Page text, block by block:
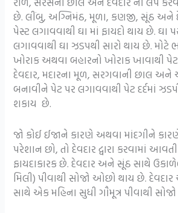
છે. લીંબુ, અગ્નિમંઠ, મૂળા, કણજી, સૂંઠ અને
પેસ્ટ લગાવવાથી ઘા માં ફાયદો થાય છે. ઘા
લગાવવાથી ઘા ઝડપથી સારો થાય છે. મોટે
ખોરાક અથવા બહારનો ખોરાક ખાવાથી
દેવદાર, મદારના મૂળ, સરગવાની છાલ અને
બનાવીને પેટ પર લગાવવાથી પેટ દર્દમાં
શકાય છે.
જો કોઈ ઈજાને કારણે અથવા માંદગીને
પરેશાન છો, તો દેવદાર દ્વારા કરવામાં
ફાયદાકારક છે. દેવદાર અને સૂંઠ સાથે
મિલી) પીવાથી સોજો ઓછો થાય છે.
સાથે એક મહિના સુધી ગૌમૂત્ર પીવાથી